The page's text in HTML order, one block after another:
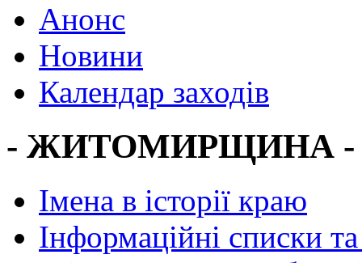
Анонс
Новини
Календар заходів
- ЖИТОМИРЩИНА -
Імена в історії краю
Інформаційні списки